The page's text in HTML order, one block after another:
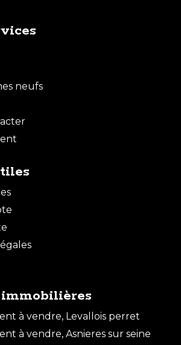
neufs
à vendre, Levallois perret
à vendre, Asnieres sur seine